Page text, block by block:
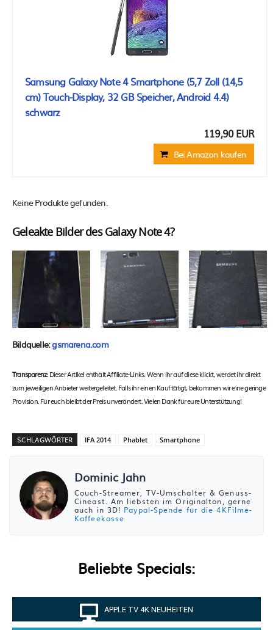
Samsung Galaxy Note 4 Smartphone (5,7 Zoll (14,5
cm) Touch-Display, 32 GB Speicher, Android 4.4)
schwarz
119,90 EUR
Bei Amazon kaufen
Keine Produkte gefunden.
Geleakte Bilder des Galaxy Note 4?
Bildquelle:gsmarena.com
Transparenz:Dieser Artikel enthält Affiliate-Links. Wenn ihr auf diese klickt, werdet ihr direkt
zum jeweiligen Anbieter weitergeleitet. Falls ihr einen Kauf tätigt, bekommen wir eine geringe
Provision. Für euch bleibt der Preis unverändert. Vielen Dank für eure Unterstützung!
SCHLAGWÖRTER IFA 2014 Phablet Smartphone
Dominic Jahn
Couch-Streamer, TV-Umschalter & Genuss-
Cineast. Am liebsten im Originalton, gerne
auch in 3D! Paypal-Spende für die 4KFilme-
Kaffeekasse
Beliebte Specials:
APPLE TV 4K NEUHEITEN